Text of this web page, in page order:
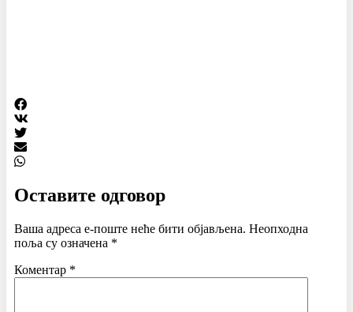
Оставите одговор
Ваша адреса е-поште неће бити објављена. Неопходна
поља су означена *
Коментар *